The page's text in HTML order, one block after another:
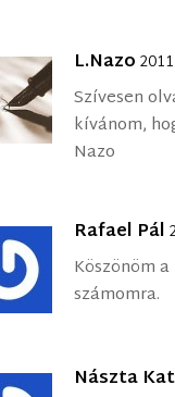
L.Nazo
Szívesen
kívánom,
Nazo
Rafael Pál
Köszönöm
számomra.
Nászta